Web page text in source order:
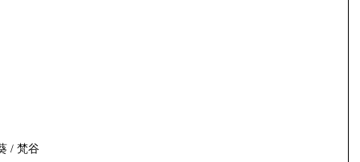
/ 梵谷